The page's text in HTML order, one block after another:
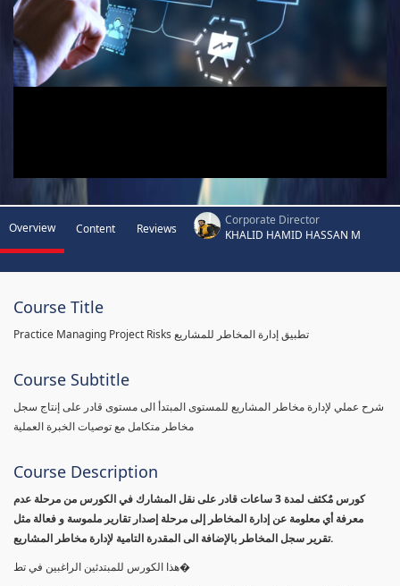
Overview Content Reviews
Corporate Director
KHALID HAMID HASSAN M
Course Title
Practice Managing Project Risks تطبيق إدارة المخاطر للمشاريع
Course Subtitle
شرح عملي لإدارة مخاطر المشاريع للمستوى المبتدأ الى مستوى قادر على إنتاج سجل
مخاطر متكامل مع توصيات الخبرة العملية
Course Description
كورس مٌكثف لمدة 3 ساعات قادر على نقل المشارك في الكورس من مرحلة عدم
معرفة أي معلومة عن إدارة المخاطر إلى مرحلة إصدار تقارير ملموسة و فعالة مثل
تقرير سجل المخاطر بالإضافة الى المقدرة التامية لإدارة مخاطر المشاريع.
هذا الكورس للمبتدئين الراغبين في تط�